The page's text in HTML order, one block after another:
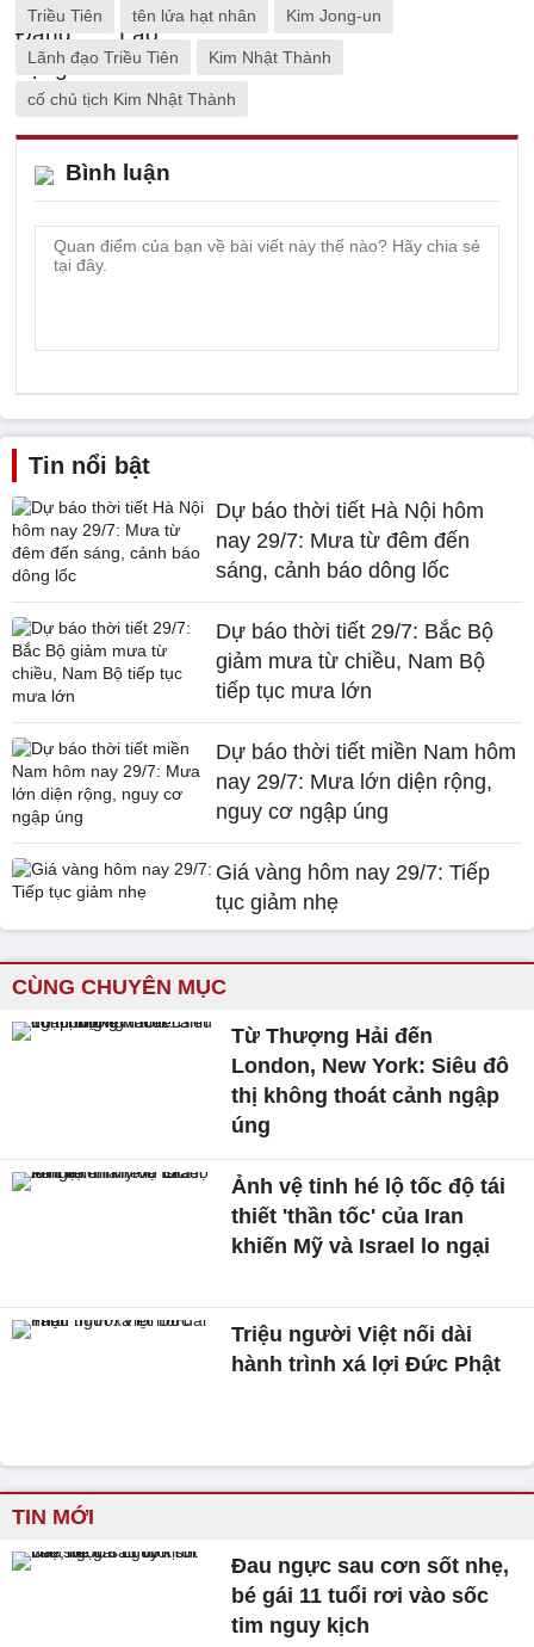
Triều Tiên tên lửa hạt nhân Kim Jong-un
Lãnh đạo Triều Tiên Kim Nhật Thành
cố chủ tịch Kim Nhật Thành
Bình luận
Tin nổi bật
Dự báo thời tiết Hà Nội hôm
nay 29/7: Mưa từ đêm đến
sáng, cảnh báo dông lốc
Dự báo thời tiết 29/7: Bắc Bộ
giảm mưa từ chiều, Nam Bộ
tiếp tục mưa lớn
Dự báo thời tiết miền Nam hôm
nay 29/7: Mưa lớn diện rộng,
nguy cơ ngập úng
Giá vàng hôm nay 29/7: Tiếp
tục giảm nhẹ
CÙNG CHUYÊN MỤC
Từ Thượng Hải đến
London, New York: Siêu đô
thị không thoát cảnh ngập
úng
Ảnh vệ tinh hé lộ tốc độ tái
thiết 'thần tốc' của Iran
khiến Mỹ và Israel lo ngại
Triệu người Việt nối dài
hành trình xá lợi Đức Phật
TIN MỚI
Đau ngực sau cơn sốt nhẹ,
bé gái 11 tuổi rơi vào sốc
tim nguy kịch